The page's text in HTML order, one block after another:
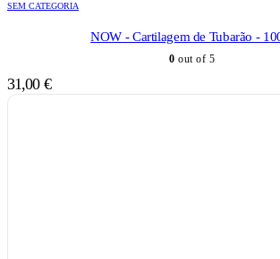
SEM CATEGORIA
NOW - Cartilagem de Tubarão -
0 out of 5
31,00 €